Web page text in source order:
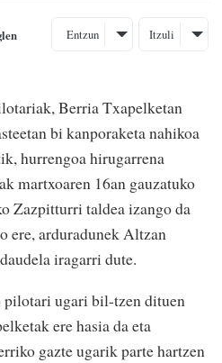
Entzun Itzuli
Berria Txapelketan
bi kanporaketa nahikoa
hurrengoa hirugarrena
martxoaren 16an gauzatuko
Zazpitturri taldea izango da
ere, arduradunek Altzan
iragarri dute.
ugari bil-tzen dituen
ere hasia da eta
gazte ugarik parte hartzen